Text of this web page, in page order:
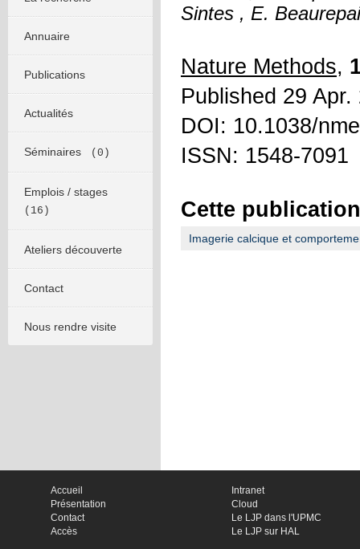
Annuaire
Publications
Actualités
Séminaires (0)
Emplois / stages
(16)
Ateliers découverte
Contact
Nous rendre visite
Sintes , E.
Nature Methods,
Published 29 Apr.
DOI: 10.1038/
ISSN: 1548-7091
Cette
Imagerie calcique et
Accueil
Présentation
Contact
Accès
Intranet
Cloud
Le LJP dans l'UPMC
Le LJP sur HAL